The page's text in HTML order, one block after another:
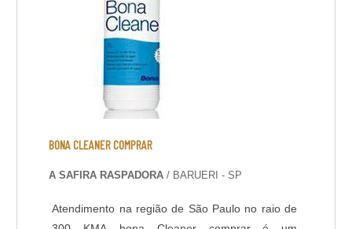
BONA CLEANER COMPRAR
A SAFIRA RASPADORA/ BARUERI - SP
Atendimento na região de São Paulo no raio de